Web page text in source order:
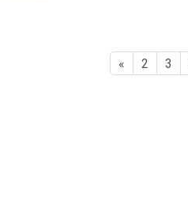
« 2 3